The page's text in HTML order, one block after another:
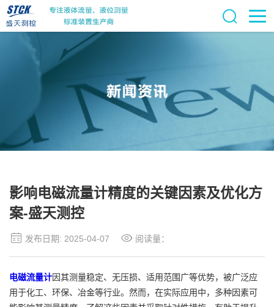
影响电磁流量计精度的关键因素及优化方
案-盛天测控
发布日期: 2025-04-07 阅读量：
电磁流量计因其测量稳定、无压损、适用范围广等优势，被广泛应
用于化工、环保、冶金等行业。然而，在实际应用中，多种因素可